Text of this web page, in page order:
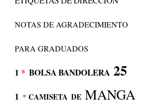
NOTAS DE AGRADECIMIENTO
PARA GRADUADOS
1 * BOLSA BANDOLERA 25
1 * CAMISETA DE MANGA